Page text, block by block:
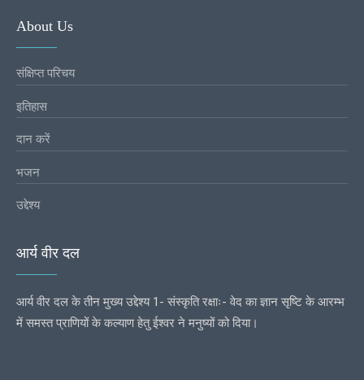
About Us
संक्षिप्त परिचय
इतिहास
दान करें
भजन
उद्देश्य
आर्य वीर दल
आर्य वीर दल के तीन मुख्य उद्देश्य 1- संस्कृति रक्षाः- वेद का ज्ञान सृष्टि के आरम्भ
में समस्त प्राणियों के कल्याण हेतु ईश्वर ने मनुष्यों को दिया।